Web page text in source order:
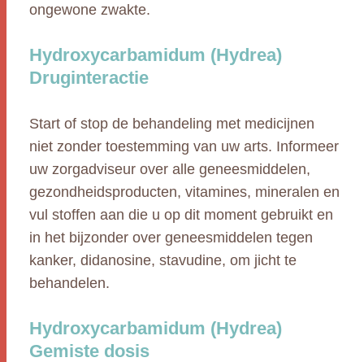
ongewone zwakte.
Hydroxycarbamidum (Hydrea)
Druginteractie
Start of stop de behandeling met medicijnen
niet zonder toestemming van uw arts. Informeer
uw zorgadviseur over alle geneesmiddelen,
gezondheidsproducten, vitamines, mineralen en
vul stoffen aan die u op dit moment gebruikt en
in het bijzonder over geneesmiddelen tegen
kanker, didanosine, stavudine, om jicht te
behandelen.
Hydroxycarbamidum (Hydrea)
Gemiste dosis